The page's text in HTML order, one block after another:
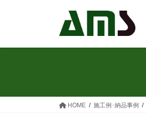
HOME 施工例･納品事例